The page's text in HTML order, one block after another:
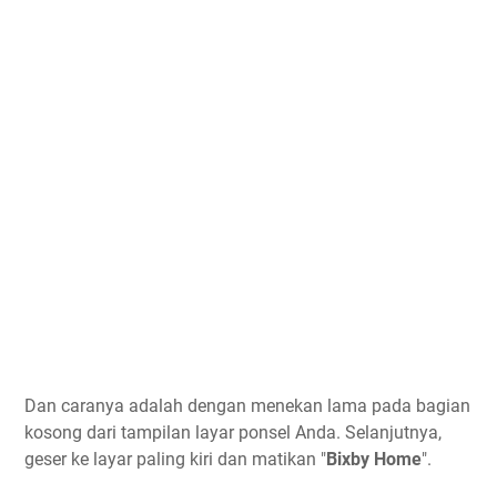
Dan caranya adalah dengan menekan lama pada bagian
kosong dari tampilan layar ponsel Anda. Selanjutnya,
geser ke layar paling kiri dan matikan "Bixby Home".